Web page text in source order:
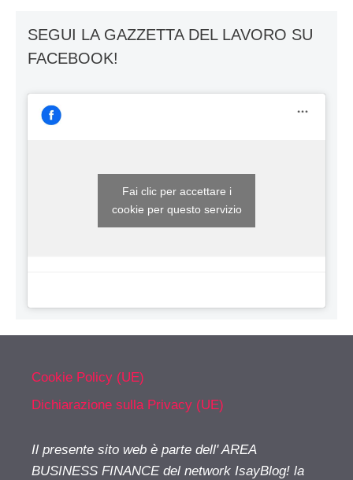
SEGUI LA GAZZETTA DEL LAVORO SU
FACEBOOK!
Fai clic per accettare i
cookie per questo servizio
Cookie Policy (UE)
Dichiarazione sulla Privacy (UE)
Il presente sito web è parte dell' AREA
BUSINESS FINANCE del network IsayBlog! la